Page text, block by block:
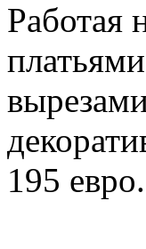
Работая
195 евро.